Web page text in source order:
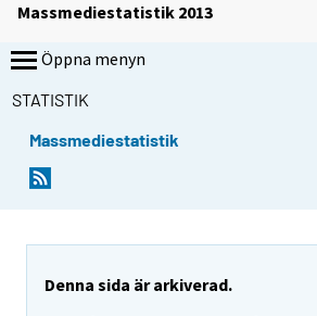
Massmediestatistik 2013
Öppna menyn
STATISTIK
Massmediestatistik
Denna sida är arkiverad.